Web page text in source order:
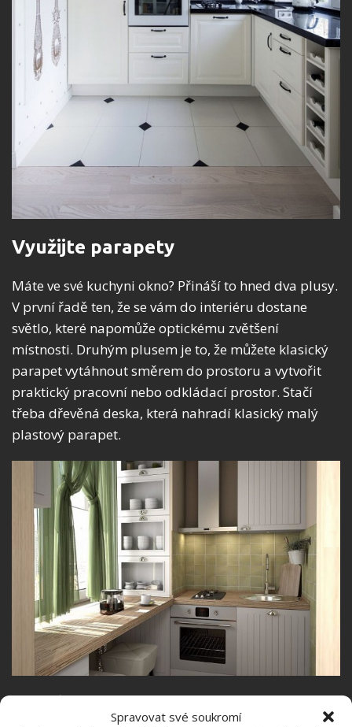
Spravovat své soukromí
Využijte parapety
Máte ve své kuchyni okno? Přináší to hned dva plusy.
V první řadě ten, že se vám do interiéru dostane
světlo, které napomůže optickému zvětšení
místnosti. Druhým plusem je to, že můžete klasický
parapet vytáhnout směrem do prostoru a vytvořit
praktický pracovní nebo odkládací prostor. Stačí
třeba dřevěná deska, která nahradí klasický malý
plastový parapet.